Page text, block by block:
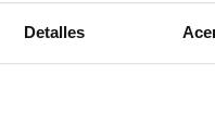
Detalles